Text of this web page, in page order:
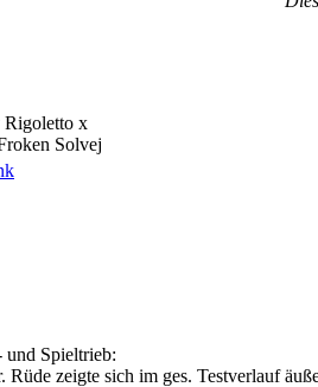
x
Solvej
und Spieltrieb:
zeigte sich im ges. Testverlauf